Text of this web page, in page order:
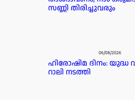
സണ്ണി തിരിച്ചുവരും
06/08/2026
ഹിരോഷിമ ദിനം: യുദ്ധ
റാലി നടത്തി